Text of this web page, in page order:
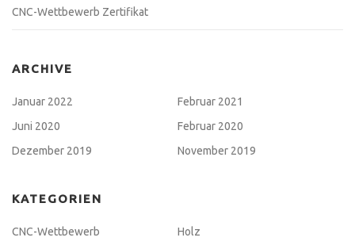
CNC-Wettbewerb Zertifikat
ARCHIVE
Januar 2022
Februar 2021
Juni 2020
Februar 2020
Dezember 2019
November 2019
KATEGORIEN
CNC-Wettbewerb
Holz